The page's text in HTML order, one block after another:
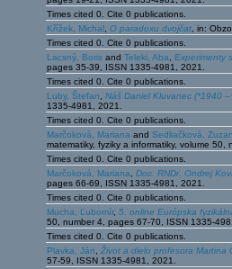
Times cited 0. Cite 0 publications.
Křížek, Michal O paradoxu dvojčat , in:
Times cited 0. Cite 0 publications.
Lacsný, Boris and Teleki, Aba
Experimenty
pages 35-39, ISSN 1335-4981, 2021.
Times cited 0. Cite 0 publications.
Luby, Štefan
Náš Daniel Kluvanec (*1940
1335-4981, 2021.
Times cited 0. Cite 0 publications.
Marčoková, Mariana and Sedliačková,
matematiky, fyziky a informatiky, volume
Times cited 0. Cite 0 publications.
Marčoková, Mariana
Doc. RNDr. Ondrej
pages 66-69, ISSN 1335-4981, 2021.
Times cited 0. Cite 0 publications.
Mucha, Ľubomír, 5. online Európska
50, number 4, pages 67-70, ISSN 1335-
Times cited 0. Cite 0 publications.
Plavka, Ján
Život a dielo profesora Martina
57-59, ISSN 1335-4981, 2021.